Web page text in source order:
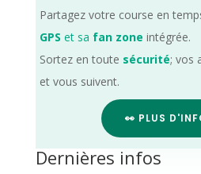
Partagez votre course en
GPS et sa fan zone intégrée.
Sortez en toute sécurité; vos
et vous suivent.
👀 PLUS
Dernières infos